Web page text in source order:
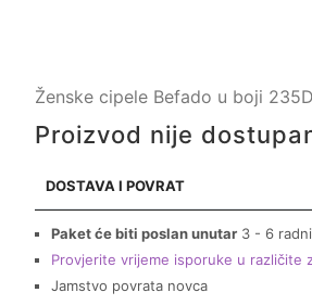
Ženske cipele Befado u boji
Proizvod nije
DOSTAVA I POVRAT
Paket će biti poslan unutar 3 - 6
Provjerite vrijeme isporuke u različite
Jamstvo povrata novca